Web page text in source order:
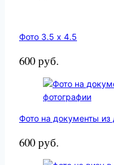
Фото 3.5 х 4.5
600 руб.
Фото на документы из
600 руб.